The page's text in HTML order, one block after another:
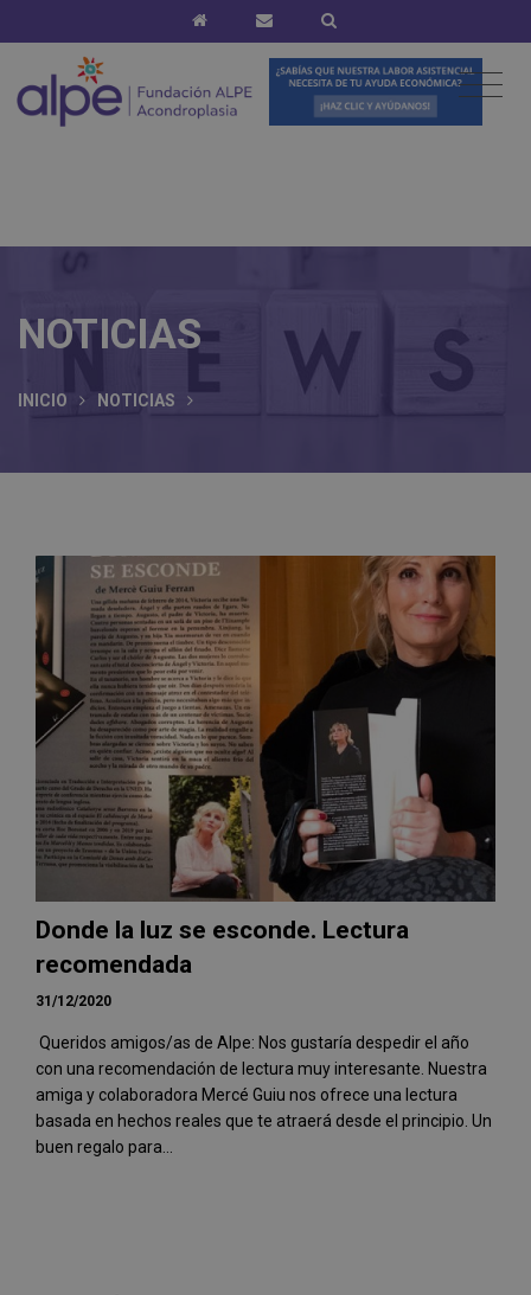
NOTICIAS
INICIO NOTICIAS
Donde la luz se esconde. Lectura
recomendada
31/12/2020
Queridos amigos/as de Alpe: Nos gustaría despedir el año
con una recomendación de lectura muy interesante. Nuestra
amiga y colaboradora Mercé Guiu nos ofrece una lectura
basada en hechos reales que te atraerá desde el principio. Un
buen regalo para...